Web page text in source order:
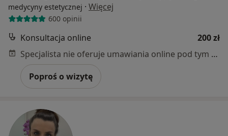
medycyny estetycznej · Więcej
600 opinii
Konsultacja online
200 zł
Specjalista nie oferuje umawiania online pod tym adresem.
Poproś o wizytę